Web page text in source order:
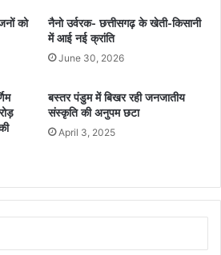
को
नैनो उर्वरक- छत्तीसगढ़ के खेती-किसानी
में आई नई क्रांति
June 30, 2026
बस्तर पंडुम में बिखर रही जनजातीय
संस्कृति की अनुपम छटा
April 3, 2025